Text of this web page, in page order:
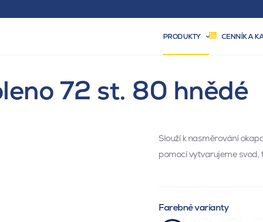
PRODUKTY CENNÍK A
72 st. 80 hnědé
Slouží k nasměrování
pomocí vytvarujeme svod,
Farebné varianty